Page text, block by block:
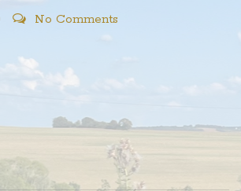
No Comments